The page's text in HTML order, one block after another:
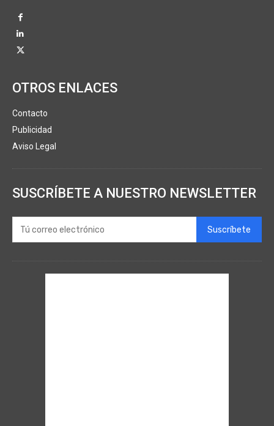
OTROS ENLACES
Contacto
Publicidad
Aviso Legal
SUSCRÍBETE A NUESTRO NEWSLETTER
Suscríbete